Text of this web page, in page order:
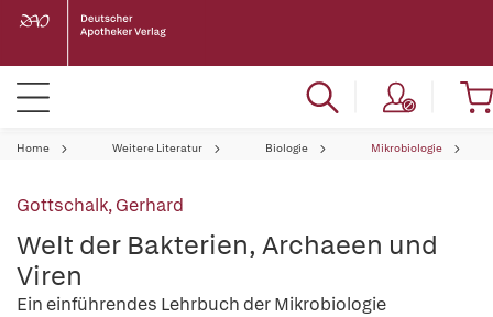
Home Weitere Literatur Biologie Mikrobiologie
Gottschalk, Gerhard
Welt der Bakterien, Archaeen und
Viren
Ein einführendes Lehrbuch der Mikrobiologie